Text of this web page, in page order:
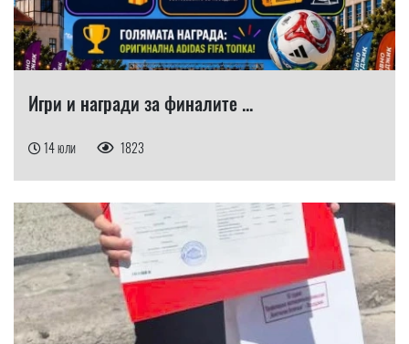
Игри и награди за финалите ...
14 юли 1823